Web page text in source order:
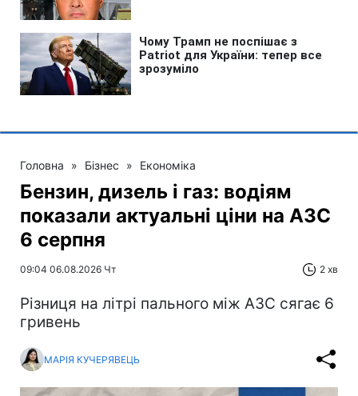
Головна » Бізнес » Економіка
Бензин, дизель і газ: водіям
показали актуальні ціни на АЗС
6 серпня
09:04 06.08.2026 Чт 2 хв
Різниця на літрі пального між АЗС сягає 6
гривень
МАРІЯ КУЧЕРЯВЕЦЬ